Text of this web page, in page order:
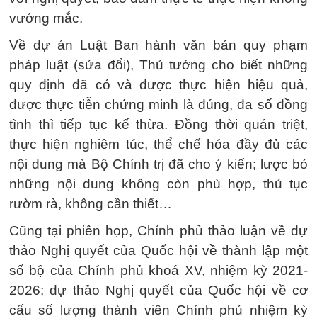
vướng mắc.
Về dự án Luật Ban hành văn bản quy phạm
pháp luật (sửa đổi), Thủ tướng cho biết những
quy định đã có và được thực hiện hiệu quả,
được thực tiễn chứng minh là đúng, đa số đồng
tình thì tiếp tục kế thừa. Đồng thời quán triệt,
thực hiện nghiêm túc, thể chế hóa đầy đủ các
nội dung mà Bộ Chính trị đã cho ý kiến; lược bỏ
những nội dung không còn phù hợp, thủ tục
rườm rà, không cần thiết…
Cũng tại phiên họp, Chính phủ thảo luận về dự
thảo Nghị quyết của Quốc hội về thành lập một
số bộ của Chính phủ khoá XV, nhiệm kỳ 2021-
2026; dự thảo Nghị quyết của Quốc hội về cơ
cấu số lượng thành viên Chính phủ nhiệm kỳ